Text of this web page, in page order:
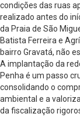
condições das ruas
realizado antes do
da Praia de São
Batista Ferreira e
bairro Gravatá, não
A implantação da
Penha é um passo
consolidando o
ambiental e a
da fiscalização